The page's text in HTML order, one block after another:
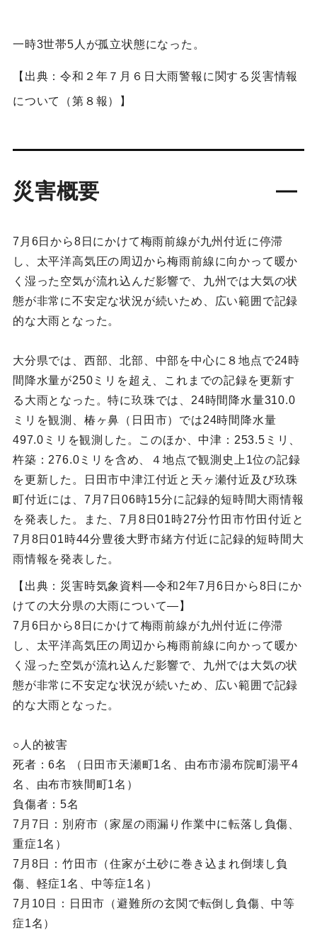
一時3世帯5人が孤立状態になった。
【出典：令和２年７月６日大雨警報に関する災害情報
について（第８報）】
災害概要
7月6日から8日にかけて梅雨前線が九州付近に停滞
し、太平洋高気圧の周辺から梅雨前線に向かって暖か
く湿った空気が流れ込んだ影響で、九州では大気の状
態が非常に不安定な状況が続いため、広い範囲で記録
的な大雨となった。
大分県では、西部、北部、中部を中心に８地点で24時
間降水量が250ミリを超え、これまでの記録を更新す
る大雨となった。特に玖珠では、24時間降水量310.0
ミリを観測、椿ヶ鼻（日田市）では24時間降水量
497.0ミリを観測した。このほか、中津：253.5ミリ、
杵築：276.0ミリを含め、４地点で観測史上1位の記録
を更新した。日田市中津江付近と天ヶ瀬付近及び玖珠
町付近には、7月7日06時15分に記録的短時間大雨情報
を発表した。また、7月8日01時27分竹田市竹田付近と
7月8日01時44分豊後大野市緒方付近に記録的短時間大
雨情報を発表した。
【出典：災害時気象資料―令和2年7月6日から8日にか
けての大分県の大雨について―】
7月6日から8日にかけて梅雨前線が九州付近に停滞
し、太平洋高気圧の周辺から梅雨前線に向かって暖か
く湿った空気が流れ込んだ影響で、九州では大気の状
態が非常に不安定な状況が続いため、広い範囲で記録
的な大雨となった。
○人的被害
死者：6名 （日田市天瀬町1名、由布市湯布院町湯平4
名、由布市狭間町1名）
負傷者：5名
7月7日：別府市（家屋の雨漏り作業中に転落し負傷、
重症1名）
7月8日：竹田市（住家が土砂に巻き込まれ倒壊し負
傷、軽症1名、中等症1名）
7月10日：日田市（避難所の玄関で転倒し負傷、中等
症1名）